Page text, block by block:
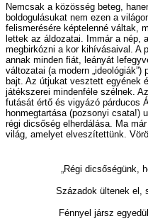
Nemcsak a közösség beteg,
boldogulásukat nem ezen a
felismerésére képtelenné váltak,
lettek az áldozatai. Immár a nép,
megbirkózni a kor kihívásaival. A
annak minden fiát, leányát
változatai (a modern
bajt. Az útjukat vesztett egyének
játékszerei mindenféle szélnek.
futását értő és vigyázó párducos
honmegtartása (pozsonyi csata!)
régi dicsőség elherdálása. Ma
világ, amelyet elveszítettünk.
„Régi dicsőségünk,
Századok ültenek el,
Fénnyel jársz